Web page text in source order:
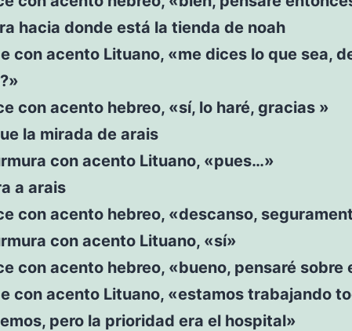
hacia donde está la tienda de noah
con acento Lituano, «me dices lo que sea,
con acento hebreo, «sí, lo haré, gracias »
la mirada de arais
con acento Lituano, «pues…»
a arais
con acento hebreo, «descanso,
con acento Lituano, «sí»
con acento hebreo, «bueno, pensaré sobre
con acento Lituano, «estamos trabajando
pero la prioridad era el hospital»